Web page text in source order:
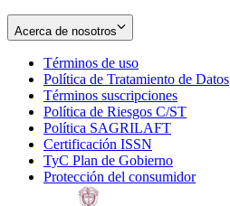
Acerca de nosotros
Términos de uso
in
new
window
Política de Tratamiento de Datos
Términos suscripciones
in
Política de Riesgos C/ST
Política SAGRILAFT
new
window
Certificación ISSN
in
new
TyC Plan de Gobierno
in
Protección del consumidorOpens